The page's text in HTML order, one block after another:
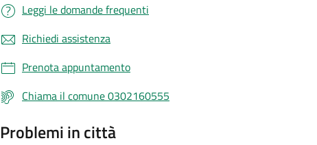
Leggi le domande frequenti
Richiedi assistenza
Prenota appuntamento
Chiama il comune 0302160555
Problemi in città